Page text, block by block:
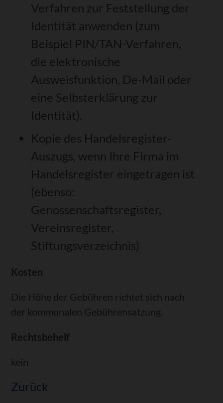
Verfahren zur Feststellung der
Identität anwenden (zum
Beispiel PIN/TAN-Verfahren,
die elektronische
Ausweisfunktion, De-Mail oder
eine Selbsterklärung zur
Identität).
Kopie des Handelsregister-
Auszugs, wenn Ihre Firma im
Handelsregister eingetragen ist
(ebenso:
Genossenschaftsregister,
Vereinsregister,
Stiftungsverzeichnis)
Kosten
Die Höhe der Gebühren richtet sich nach
der kommunalen Gebührensatzung.
Rechtsbehelf
kein
Zurück